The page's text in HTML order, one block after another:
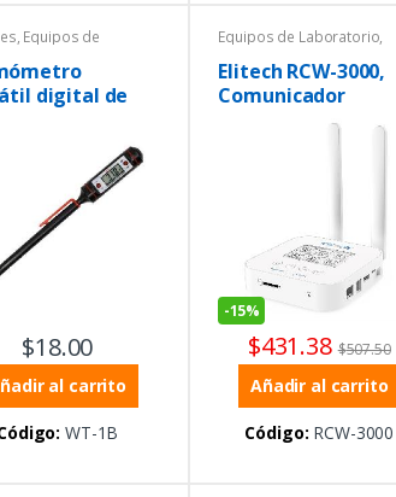
, Equipos de
, Temperatura
,Tipo pluma
digital de
$18.00
al carrito
WT-1B
Equipos de Laboratorio,
Temperatura
Termohigrómetros
Elitech RCW-3000,
Comunicador
-15%
$431.38 $507.50
Añadir al carrito
Código: RCW-3000